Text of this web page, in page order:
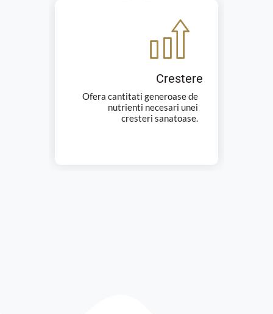
Crestere
Ofera cantitati generoase de
nutrienti necesari unei
cresteri sanatoase.